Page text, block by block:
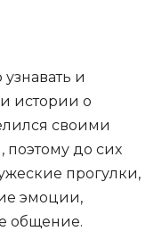
и
истории о
своими
поэтому до сих
прогулки,
эмоции,
общение.